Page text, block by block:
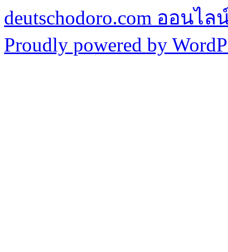
deutschodoro.com ออนไล
Proudly powered by